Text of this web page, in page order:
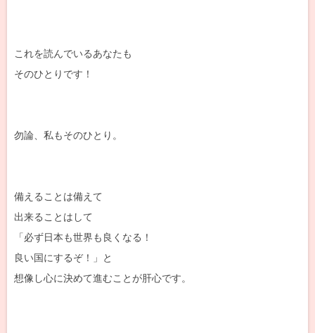
これを読んでいるあなたも
そのひとりです！
勿論、私もそのひとり。
備えることは備えて
出来ることはして
「必ず日本も世界も良くなる！
良い国にするぞ！」と
想像し心に決めて進むことが肝心です。